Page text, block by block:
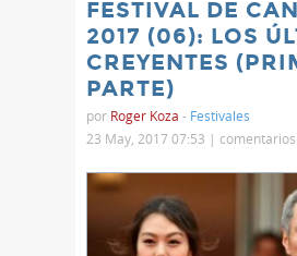
FESTIVAL DE
2017 (06): LOS
CREYENTES
PARTE)
por Roger Koza - Festivales
23 May, 2017 07:53 | comentarios